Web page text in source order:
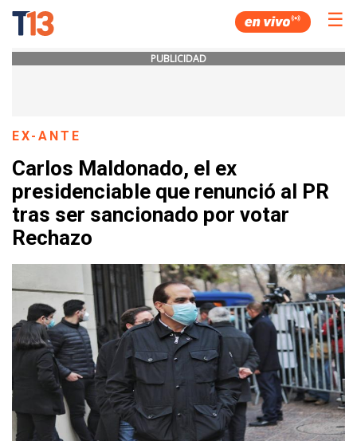
☰
PUBLICIDAD
EX-ANTE
Carlos Maldonado, el ex
presidenciable que renunció al PR
tras ser sancionado por votar
Rechazo